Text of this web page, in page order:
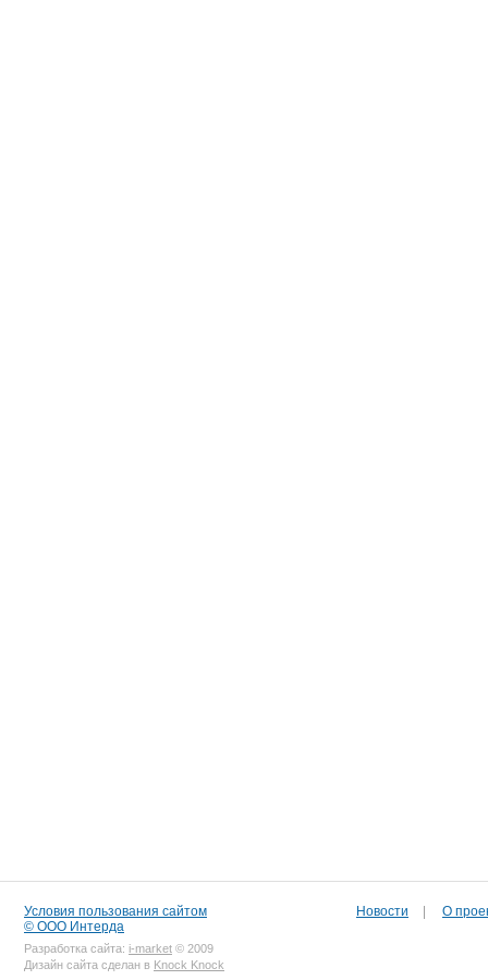
Условия пользования сайтом
© ООО Интерда
Разработка сайта: i-market © 2009
Дизайн сайта сделан в Knock Knock
Новости О